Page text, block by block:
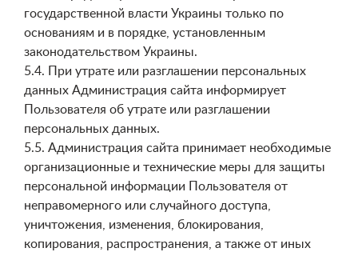
государственной власти Украины только по
основаниям и в порядке, установленным
законодательством Украины.
5.4. При утрате или разглашении персональных
данных Администрация сайта информирует
Пользователя об утрате или разглашении
персональных данных.
5.5. Администрация сайта принимает необходимые
организационные и технические меры для защиты
персональной информации Пользователя от
неправомерного или случайного доступа,
уничтожения, изменения, блокирования,
копирования, распространения, а также от иных